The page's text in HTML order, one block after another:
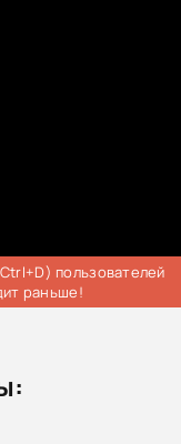
пользователей
раньше!